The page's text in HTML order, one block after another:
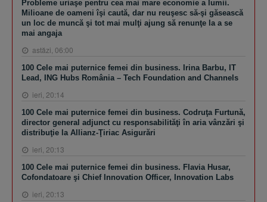
Probleme uriaşe pentru cea mai mare economie a lumii.
Milioane de oameni îşi caută, dar nu reuşesc să-şi găsească
un loc de muncă şi tot mai mulţi ajung să renunţe la a se
mai angaja
astăzi, 06:00
100 Cele mai puternice femei din business. Irina Barbu, IT
Lead, ING Hubs România – Tech Foundation and Channels
ieri, 20:14
100 Cele mai puternice femei din business. Codruţa Furtună,
director general adjunct cu responsabilităţi în aria vânzări şi
distribuţie la Allianz-Ţiriac Asigurări
ieri, 20:13
100 Cele mai puternice femei din business. Flavia Husar,
Cofondatoare şi Chief Innovation Officer, Innovation Labs
ieri, 20:13